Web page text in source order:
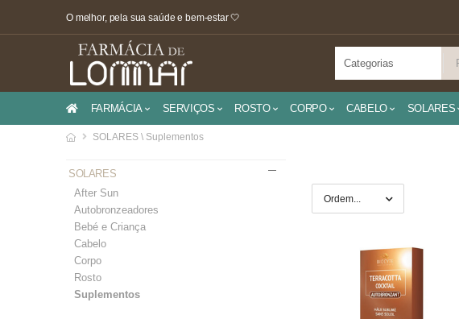
O melhor, pela sua saúde e bem-estar 🤍
FARMÁCIA SERVIÇOS ROSTO CORPO CABELO SOLARES
SOLARES \ Suplementos
SOLARES
After Sun
Autobronzeadores
Bebé e Criança
Cabelo
Corpo
Rosto
Suplementos